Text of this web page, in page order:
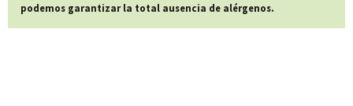
podemos garantizar la total ausencia de alérgenos.